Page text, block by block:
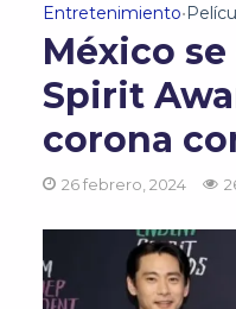
Entretenimiento•
México
Spirit
corona
26 febrero, 2024